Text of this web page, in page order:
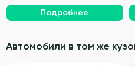
Подробнее
Автомобили в том же